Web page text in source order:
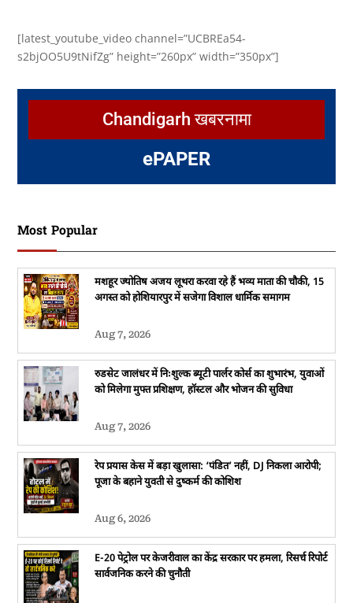
[latest_youtube_video channel=”UCBREa54-
s2bjOO5U9tNifZg” height=”260px” width=”350px”]
Chandigarh खबरनामा
ePAPER
Most Popular
मशहूर ज्योतिष अजय लूथरा करवा रहे हैं भव्य माता की चौकी, 15
अगस्त को होशियारपुर में सजेगा विशाल धार्मिक समागम
Aug 7, 2026
रुडसेट जालंधर में निःशुल्क ब्यूटी पार्लर कोर्स का शुभारंभ, युवाओं
को मिलेगा मुफ्त प्रशिक्षण, हॉस्टल और भोजन की सुविधा
Aug 7, 2026
रेप प्रयास केस में बड़ा खुलासा: ‘पंडित’ नहीं, DJ निकला आरोपी;
पूजा के बहाने युवती से दुष्कर्म की कोशिश
Aug 6, 2026
E-20 पेट्रोल पर केजरीवाल का केंद्र सरकार पर हमला, रिसर्च रिपोर्ट
सार्वजनिक करने की चुनौती